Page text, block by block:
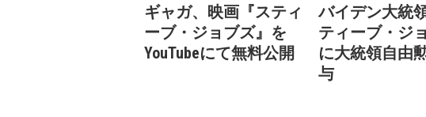
ギャガ、映画『スティ
ーブ・ジョブズ』を
YouTubeにて無料公開
バイデン大統
ティーブ・ジ
に大統領自由
与